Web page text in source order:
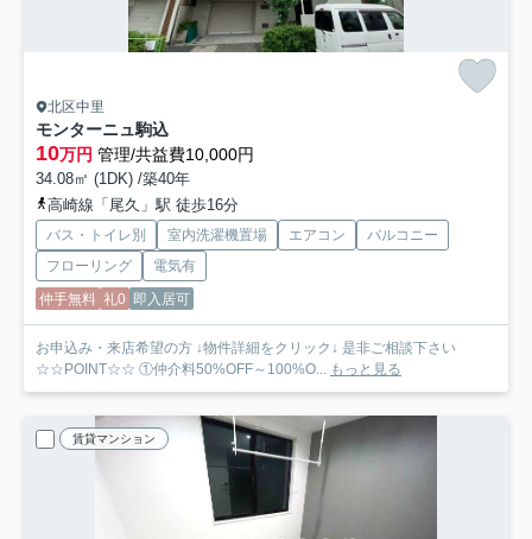
北区中里
モンターニュ駒込
10万円 管理/共益費10,000円
34.08㎡ (1DK) /築40年
高崎線「尾久」駅 徒歩16分
バス・トイレ別 室内洗濯機置場 エアコン
バルコニー
フローリング
電気有
仲手無料 礼0 即入居可
お申込み・来店希望の方 ↓物件詳細をクリック↓ 是非ご相談下さい
☆☆POINT☆☆ ①仲介料50%OFF～100%O... もっと見る
賃貸マンション